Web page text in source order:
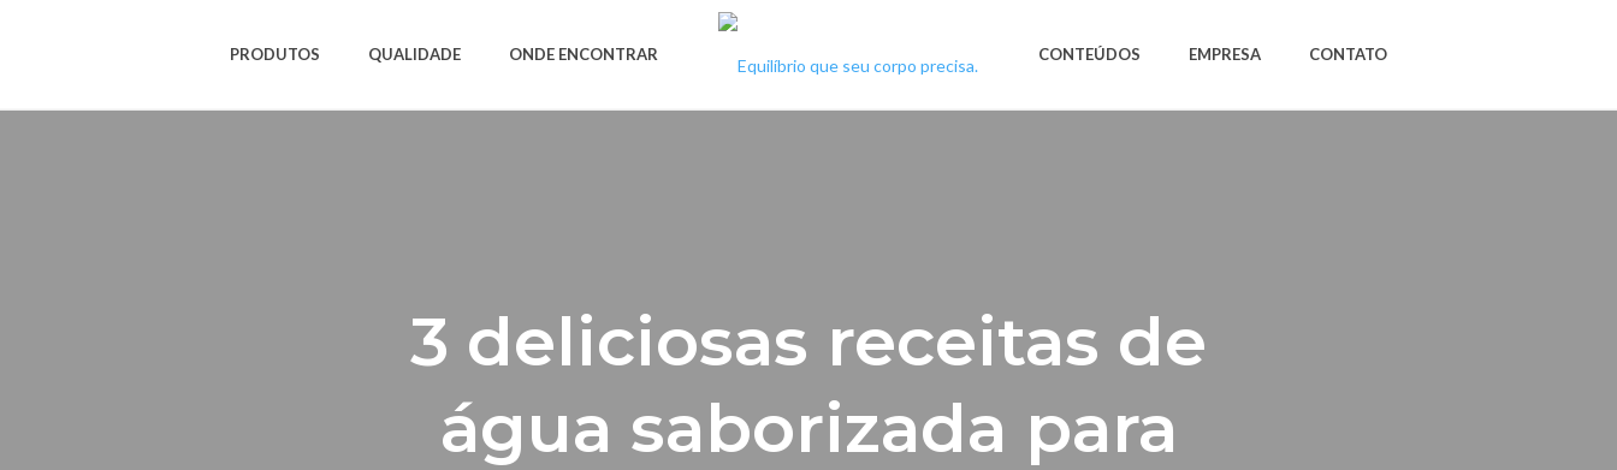
PRODUTOS QUALIDADE ONDE ENCONTRAR CONTEÚDOS EMPRESA CONTATO
3 deliciosas receitas de
água saborizada para